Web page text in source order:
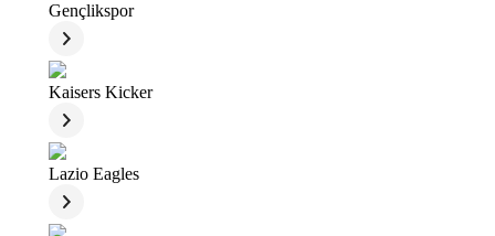
Gençlikspor
Kaisers Kicker
Lazio Eagles